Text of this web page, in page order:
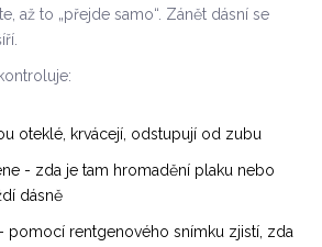
až to „přejde samo“. Zánět dásní se
oteklé, krvácejí, odstupují od zubu
- zda je tam hromadění plaku nebo
dásně
pomocí rentgenového snímku zjistí, zda